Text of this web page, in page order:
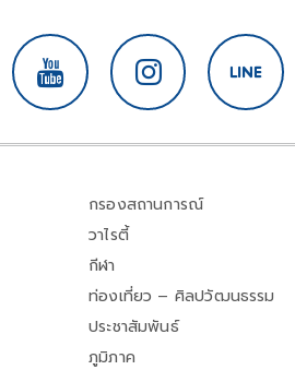
กรองสถานการณ์
วาไรตี้
กีฬา
ท่องเที่ยว – ศิลปวัฒนธรรม
ประชาสัมพันธ์
ภูมิภาค